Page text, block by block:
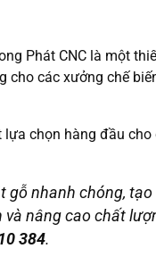
Phát CNC là một
các xưởng chế
chọn hàng đầu
gỗ nhanh chóng,
nâng cao chất
384.